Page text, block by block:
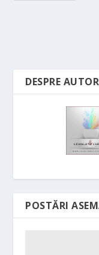
DESPRE AUTOR
POSTĂRI